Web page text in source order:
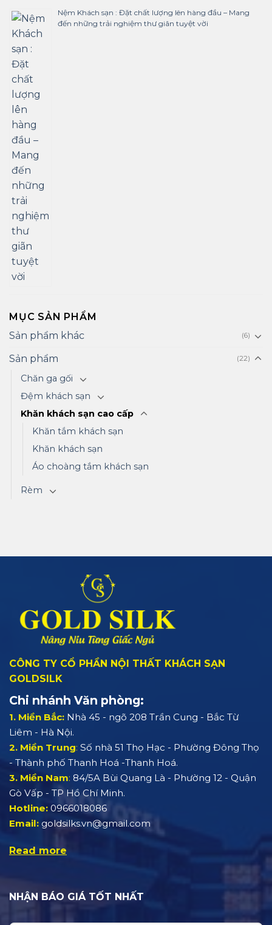
Nệm Khách sạn : Đặt chất lượng lên hàng đầu – Mang
đến những trải nghiệm thư giãn tuyệt vời
MỤC SẢN PHẨM
Sản phẩm khác
(6)
Sản phẩm (22)
Chăn ga gối
Đệm khách sạn
Khăn khách sạn cao cấp
Khăn tắm khách sạn
Khăn khách sạn
Áo choàng tắm khách sạn
Rèm
CÔNG TY CỔ PHẦN NỘI THẤT KHÁCH SẠN
GOLDSILK
Chi nhánh Văn phòng:
1. Miền Bắc: Nhà 45 - ngõ 208 Trần Cung - Bắc Từ
Liêm - Hà Nội.
2. Miền Trung: Số nhà 51 Thọ Hạc - Phường Đông Thọ
- Thành phố Thanh Hoá -Thanh Hoá.
3. Miền Nam: 84/5A Bùi Quang Là - Phường 12 - Quận
Gò Vấp - TP Hồ Chí Minh.
Hotline: 0966018086
Email: goldsilks.vn@gmail.com
Read more
NHẬN BÁO GIÁ TỐT NHẤT